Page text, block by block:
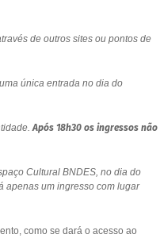
de outros sites ou pontos de
única entrada no dia do
Após 18h30 os ingressos não
Cultural BNDES, no dia do
apenas um ingresso com lugar
como se dará o acesso ao